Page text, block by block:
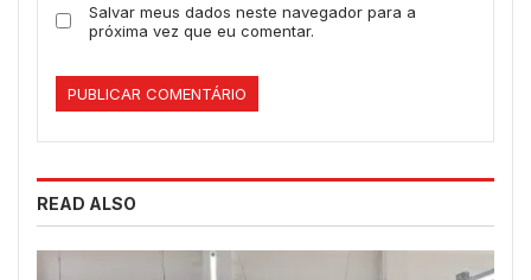
Salvar meus dados neste navegador para a
próxima vez que eu comentar.
READ ALSO